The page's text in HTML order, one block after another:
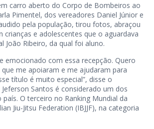
carro aberto do Corpo de Bombeiros ao
Pimentel, dos vereadores Daniel Júnior e
pela população, tirou fotos, abraçou
crianças e adolescentes que o aguardava
João Ribeiro, da qual foi aluno.
emocionado com essa recepção. Quero
me apoiaram e me ajudaram para
título é muito especial”, disse o
Santos é considerado um dos
O terceiro no Ranking Mundial da
Jiu-Jitsu Federation (IBJJF), na categoria